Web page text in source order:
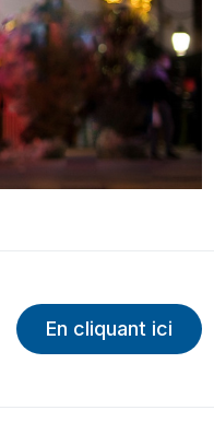
En cliquant ici